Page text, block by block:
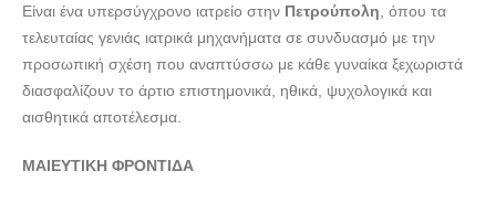
ΜΑΙΕΥΤΗΡΑΣ ΧΕΙΡΟΥΡΓΟΣ ΓΥΝΑΙΚΟΛΟΓΟΣ
doctors4u.gr
Είναι ένα υπερσύγχρονο ιατρείο στην Πετρούπολη , όπου τα
τελευταίας γενιάς ιατρικά μηχανήματα σε συνδυασμό με την
προσωπική σχέση που αναπτύσσω με κάθε γυναίκα ξεχωριστά
διασφαλίζουν το άρτιο επιστημονικά, ηθικά, ψυχολογικά και
αισθητικά αποτέλεσμα.
ΜΑΙΕΥΤΙΚΗ ΦΡΟΝΤΙΔΑ